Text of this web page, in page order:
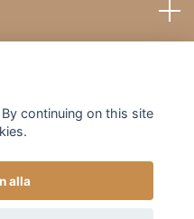
continuing on this site
alla